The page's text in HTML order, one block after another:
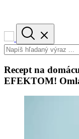
Recept na
EFEKTOM!